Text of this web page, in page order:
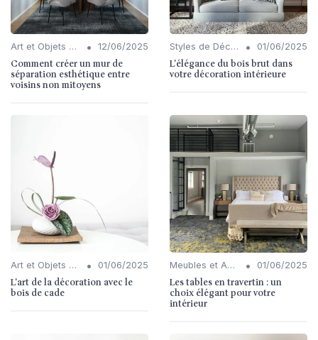
Art et Objets Décoratifs • 12/06/2025
Comment créer un mur de
séparation esthétique entre
voisins non mitoyens
Styles de Décoration Intérieure • 01/06/2025
L'élégance du bois brut dans
votre décoration intérieure
Art et Objets Décoratifs • 01/06/2025
L'art de la décoration avec le
bois de cade
Meubles et Accessoires • 01/06/2025
Les tables en travertin : un
choix élégant pour votre
intérieur